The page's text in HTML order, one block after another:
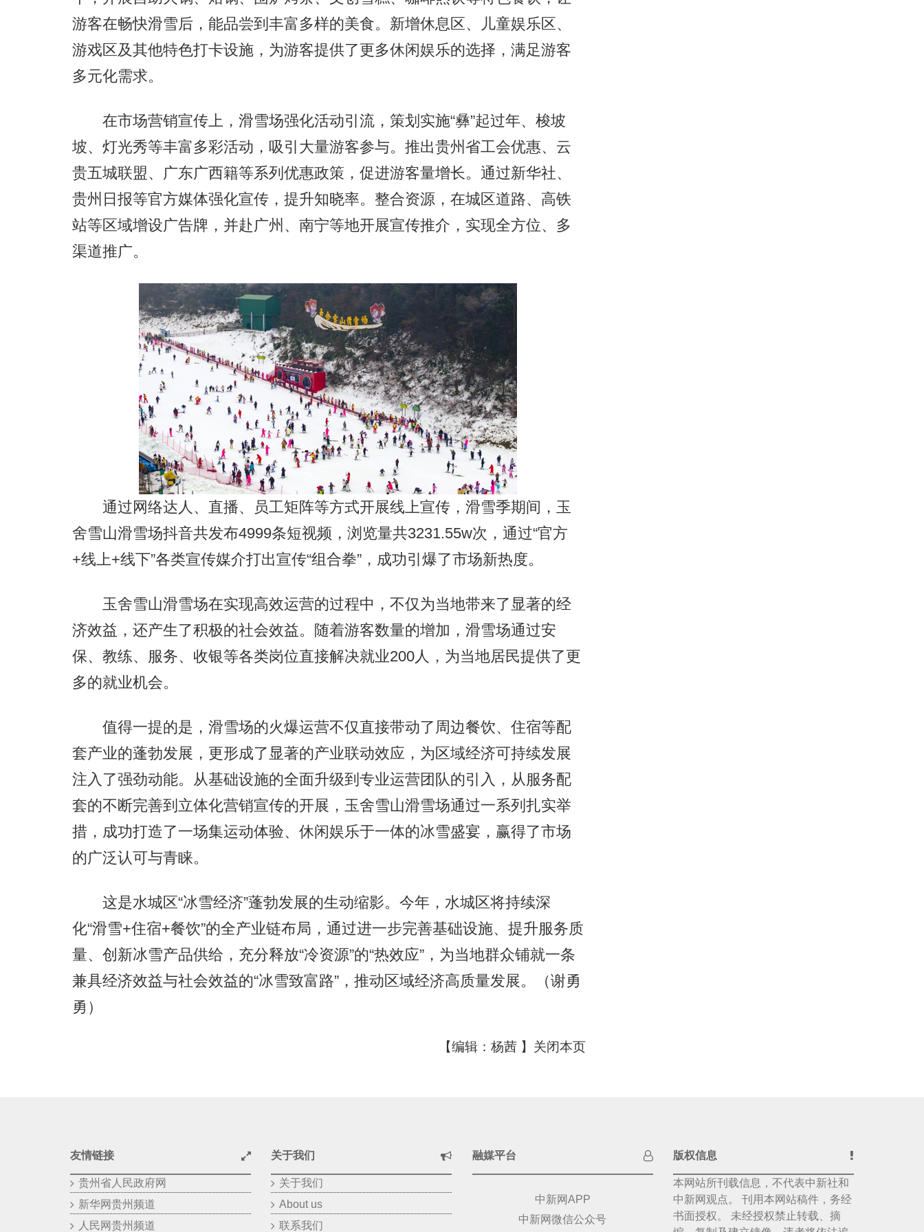
游客在畅快滑雪后，能品尝到丰富多样的美食。新增休息区、儿童娱乐区、
游戏区及其他特色打卡设施，为游客提供了更多休闲娱乐的选择，满足游客
多元化需求。
在市场营销宣传上，滑雪场强化活动引流，策划实施“彝”起过年、梭坡
坡、灯光秀等丰富多彩活动，吸引大量游客参与。推出贵州省工会优惠、云
贵五城联盟、广东广西籍等系列优惠政策，促进游客量增长。通过新华社、
贵州日报等官方媒体强化宣传，提升知晓率。整合资源，在城区道路、高铁
站等区域增设广告牌，并赴广州、南宁等地开展宣传推介，实现全方位、多
渠道推广。
通过网络达人、直播、员工矩阵等方式开展线上宣传，滑雪季期间，玉
舍雪山滑雪场抖音共发布4999条短视频，浏览量共3231.55w次，通过“官方
+线上+线下”各类宣传媒介打出宣传“组合拳”，成功引爆了市场新热度。
玉舍雪山滑雪场在实现高效运营的过程中，不仅为当地带来了显著的经
济效益，还产生了积极的社会效益。随着游客数量的增加，滑雪场通过安
保、教练、服务、收银等各类岗位直接解决就业200人，为当地居民提供了更
多的就业机会。
值得一提的是，滑雪场的火爆运营不仅直接带动了周边餐饮、住宿等配
套产业的蓬勃发展，更形成了显著的产业联动效应，为区域经济可持续发展
注入了强劲动能。从基础设施的全面升级到专业运营团队的引入，从服务配
套的不断完善到立体化营销宣传的开展，玉舍雪山滑雪场通过一系列扎实举
措，成功打造了一场集运动体验、休闲娱乐于一体的冰雪盛宴，赢得了市场
的广泛认可与青睐。
这是水城区“冰雪经济”蓬勃发展的生动缩影。今年，水城区将持续深
化“滑雪+住宿+餐饮”的全产业链布局，通过进一步完善基础设施、提升服务质
量、创新冰雪产品供给，充分释放“冷资源”的“热效应”，为当地群众铺就一条
兼具经济效益与社会效益的“冰雪致富路”，推动区域经济高质量发展。（谢勇
勇）
【编辑：杨茜 】 关闭本页
友情链接
贵州省人民政府网
新华网贵州频道
人民网贵州频道
关于我们
关于我们
About us
联系我们
融媒平台
中新网APP
中新网微信公众号
版权信息
本网站所刊载信息，不代表中新社和
中新网观点。 刊用本网站稿件，务经
书面授权。 未经授权禁止转载、摘